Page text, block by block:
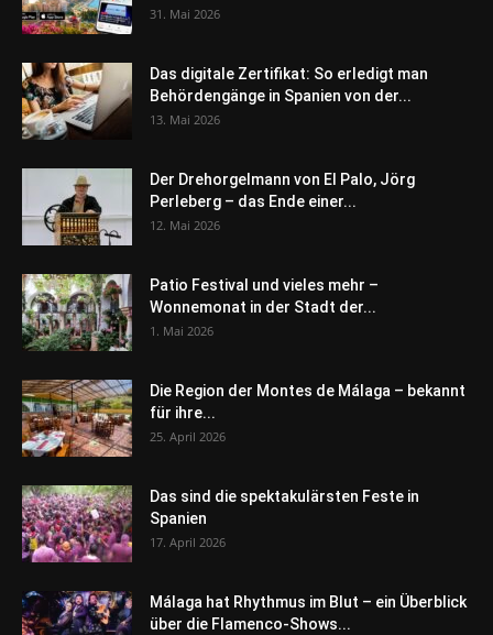
31. Mai 2026
Das digitale Zertifikat: So erledigt man
Behördengänge in Spanien von der...
13. Mai 2026
Der Drehorgelmann von El Palo, Jörg
Perleberg – das Ende einer...
12. Mai 2026
Patio Festival und vieles mehr –
Wonnemonat in der Stadt der...
1. Mai 2026
Die Region der Montes de Málaga – bekannt
für ihre...
25. April 2026
Das sind die spektakulärsten Feste in
Spanien
17. April 2026
Málaga hat Rhythmus im Blut – ein Überblick
über die Flamenco-Shows...